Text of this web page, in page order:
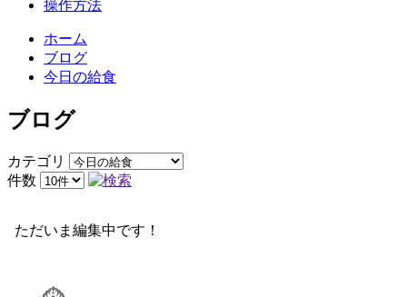
操作方法
ホーム
ブログ
今日の給食
ブログ
カテゴリ
件数
ただいま編集中です！